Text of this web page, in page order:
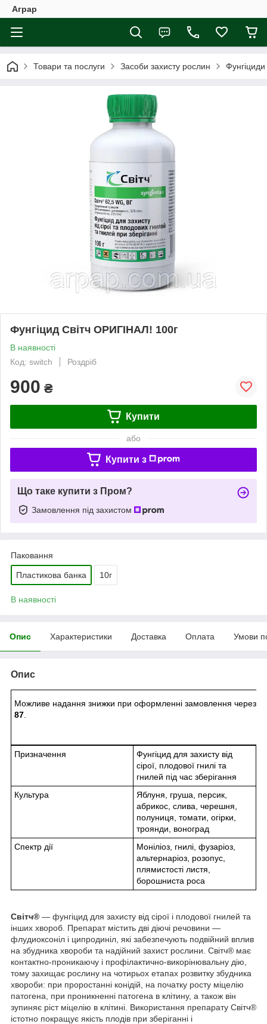
Аграр
Товари та послуги Засоби захисту рослин Фунгіциди
Фунгіцид Світч ОРИГІНАЛ! 100г
В наявності
Код: switch
Роздріб
900 ₴
Купити
або
Купити з
Що таке купити з Пром?
Замовлення під захистом
Паковання
Пластикова банка 10г
В наявності
Опис Характеристики Доставка Оплата Умови
Опис
Можливе надання знижки при оформленні замовлення через
87
Призначення
Фунгіцид для захисту від
сірої, плодової гнилі та
гнилей під час зберігання
Культура
Яблуня, груша, персик,
абрикос, слива, черешня,
полуниця, томати, огірки,
троянди, воноград
Спектр дії
Моніліоз, гнилі, фузаріоз,
альтернаріоз, розопус,
плямистості листя,
борошниста роса
Світч® — фунгіцид для захисту від сірої і плодової гнилей та
інших хвороб. Препарат містить дві діючі речовини —
флудиоксоніл і ципродиніл, які забезпечують подвійний вплив
на збудника хвороби та надійний захист рослини. Світч® має
контактно-проникаючу і профілактично-викорінювальну дію,
тому захищає рослину на чотирьох етапах розвитку збудника
хвороби: при проростанні конідій, на початку росту міцелію
патогена, при проникненні патогена в клітину, а також він
зупиняє ріст міцелію в клітині. Використання препарату Світч®
істотно покращує якість плодів при зберіганні і